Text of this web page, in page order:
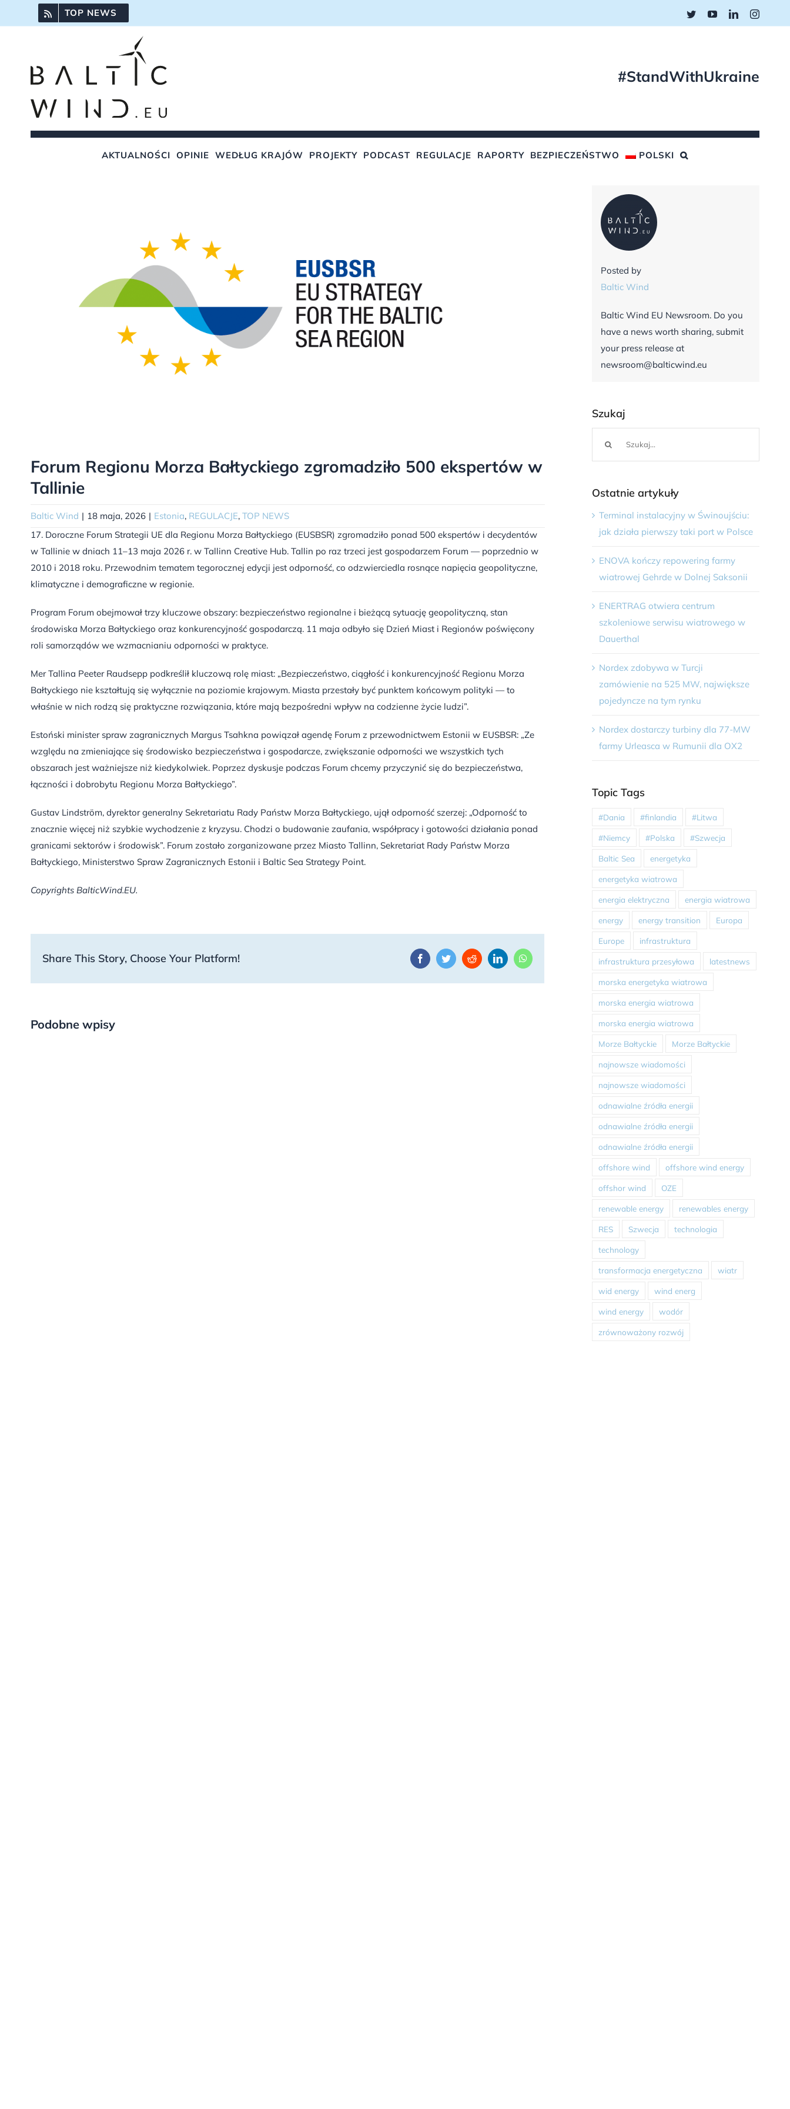
do
TOP NEWS TwitterYouTubeLinkedIn
#StandWithUkraine
AKTUALNOŚCI OPINIE WEDŁUG KRAJÓW PROJEKTY PODCAST REGULACJE RAPORTY BEZPIECZEŃSTWO POLSKI
Forum Regionu Morza Bałtyckiego zgromadziło 500 ekspertów w
Tallinie
Baltic Wind | 18 maja, 2026 | Estonia, REGULACJE, TOP NEWS
17. Doroczne Forum Strategii UE dla Regionu Morza Bałtyckiego (EUSBSR) zgromadziło ponad 500 ekspertów i decydentów
w Tallinie w dniach 11–13 maja 2026 r. w Tallinn Creative Hub. Tallin po raz trzeci jest gospodarzem Forum — poprzednio w
2010 i 2018 roku. Przewodnim tematem tegorocznej edycji jest odporność, co odzwierciedla rosnące napięcia geopolityczne,
klimatyczne i demograficzne w regionie.
Program Forum obejmował trzy kluczowe obszary: bezpieczeństwo regionalne i bieżącą sytuację geopolityczną, stan
środowiska Morza Bałtyckiego oraz konkurencyjność gospodarczą. 11 maja odbyło się Dzień Miast i Regionów poświęcony
roli samorządów we wzmacnianiu odporności w praktyce.
Mer Tallina Peeter Raudsepp podkreślił kluczową rolę miast: „Bezpieczeństwo, ciągłość i konkurencyjność Regionu Morza
Bałtyckiego nie kształtują się wyłącznie na poziomie krajowym. Miasta przestały być punktem końcowym polityki — to
właśnie w nich rodzą się praktyczne rozwiązania, które mają bezpośredni wpływ na codzienne życie ludzi”.
Estoński minister spraw zagranicznych Margus Tsahkna powiązał agendę Forum z przewodnictwem Estonii w EUSBSR: „Ze
względu na zmieniające się środowisko bezpieczeństwa i gospodarcze, zwiększanie odporności we wszystkich tych
obszarach jest ważniejsze niż kiedykolwiek. Poprzez dyskusje podczas Forum chcemy przyczynić się do bezpieczeństwa,
łączności i dobrobytu Regionu Morza Bałtyckiego”.
Gustav Lindström, dyrektor generalny Sekretariatu Rady Państw Morza Bałtyckiego, ujął odporność szerzej: „Odporność to
znacznie więcej niż szybkie wychodzenie z kryzysu. Chodzi o budowanie zaufania, współpracy i gotowości działania ponad
granicami sektorów i środowisk”. Forum zostało zorganizowane przez Miasto Tallinn, Sekretariat Rady Państw Morza
Bałtyckiego, Ministerstwo Spraw Zagranicznych Estonii i Baltic Sea Strategy Point.
Copyrights BalticWind.EU.
Share This Story, Choose Your Platform! FacebookTwitterRedditLinkedInWhatsApp
Podobne wpisy
Posted by
Baltic Wind
Baltic Wind EU Newsroom. Do you
have a news worth sharing, submit
your press release at
newsroom@balticwind.eu
Szukaj
Ostatnie artykuły
Terminal instalacyjny w Świnoujściu:
jak działa pierwszy taki port w Polsce
ENOVA kończy repowering farmy
wiatrowej Gehrde w Dolnej Saksonii
ENERTRAG otwiera centrum
szkoleniowe serwisu wiatrowego w
Dauerthal
Nordex zdobywa w Turcji
zamówienie na 525 MW, największe
pojedyncze na tym rynku
Nordex dostarczy turbiny dla 77-MW
farmy Urleasca w Rumunii dla OX2
Topic Tags
#Dania #finlandia #Litwa
#Niemcy #Polska #Szwecja
Baltic Sea energetyka
energetyka wiatrowa
energia elektryczna energia wiatrowa
energy energy transition Europa
Europe infrastruktura
infrastruktura przesyłowa latestnews
morska energetyka wiatrowa
morska energia wiatrowa
morska energia wiatrowa
Morze Bałtyckie Morze Bałtyckie
najnowsze wiadomości
najnowsze wiadomości
odnawialne źródła energii
odnawialne źródła energii
odnawialne źródła energii
offshore wind offshore wind energy
offshor wind OZE
renewable energy renewables energy
RES Szwecja technologia
technology
transformacja energetyczna wiatr
wid energy wind energ
wind energy wodór
zrównoważony rozwój